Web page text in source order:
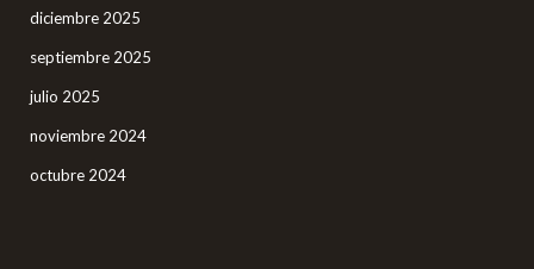
diciembre 2025
septiembre 2025
julio 2025
noviembre 2024
octubre 2024